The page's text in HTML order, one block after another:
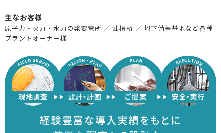
主なお客様
原子力・火力・水力の発変電所 ／ 油槽所 ／ 地下備蓄基地など各種
プラントオーナー様